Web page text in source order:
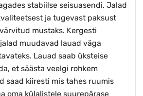
stabiilse seisuasendi. Jalad
ja tugevast paksust
mustaks. Kergesti
muudavad lauad väga
Lauad saab üksteise
et säästa veelgi rohkem
saad kiiresti mis tahes ruumis
oma külalistele suurepärase